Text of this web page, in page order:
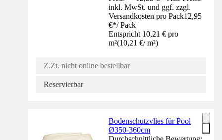
inkl. MwSt. und ggf. zzgl.
Versandkosten pro Pack12,95
€*/ Pack
Entspricht 10,21 € pro
m²(10,21 €/ m²)
Z.Zt. nicht online bestellbar
Reservierbar
Bodenschutzvlies für Pool
Ø350-360cm